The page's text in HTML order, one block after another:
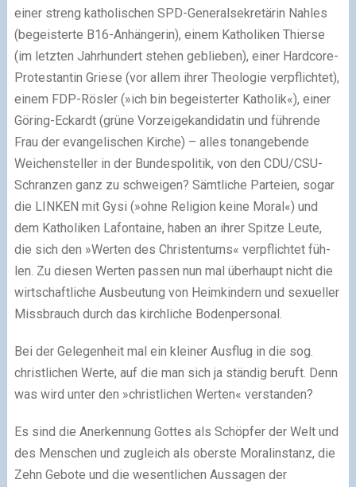
einer streng katho­li­schen SPD-Generalsekretärin Nahles
(begeis­terte B16-Anhängerin), einem Katholiken Thierse
(im letz­ten Jahrhundert ste­hen geblie­ben), einer Hardcore-
Protestantin Griese (vor allem ihrer Theologie ver­pflich­tet),
einem FDP-Rösler (»ich bin begeis­ter­ter Katholik«), einer
Göring-Eckardt (grüne Vorzeigekandidatin und füh­rende
Frau der evan­ge­li­schen Kirche) – alles ton­an­ge­bende
Weichensteller in der Bundespolitik, von den CDU/CSU-
Schranzen ganz zu schwei­gen? Sämtliche Parteien, sogar
die LINKEN mit Gysi (»ohne Religion keine Moral«) und
dem Katholiken Lafontaine, haben an ihrer Spitze Leute,
die sich den »Werten des Christentums« ver­pflich­tet füh­
len. Zu die­sen Werten pas­sen nun mal über­haupt nicht die
wirt­schaft­li­che Ausbeutung von Heimkindern und sexu­el­ler
Missbrauch durch das kirch­li­che Bodenpersonal.
Bei der Gelegenheit mal ein klei­ner Ausflug in die sog.
christ­li­chen Werte, auf die man sich ja stän­dig beruft. Denn
was wird unter den »christ­li­chen Werten« ver­stan­den?
Es sind die Anerkennung Gottes als Schöpfer der Welt und
des Menschen und zugleich als oberste Moralinstanz, die
Zehn Gebote und die wesent­li­chen Aussagen der